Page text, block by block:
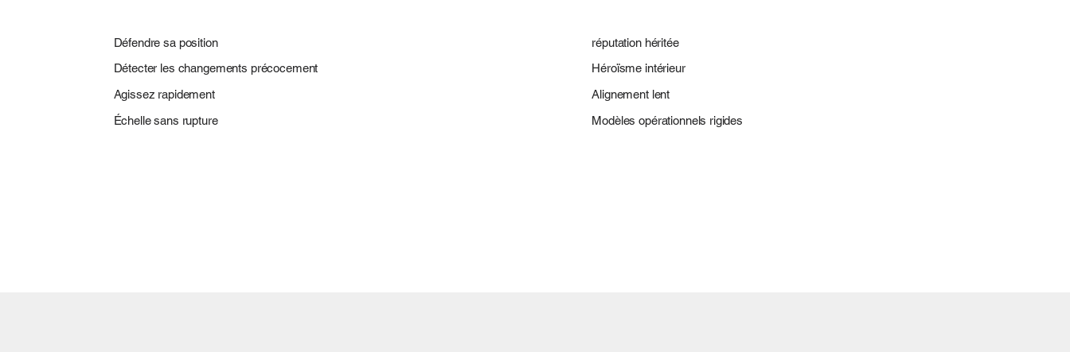
Défendre sa position
Détecter les changements précocement
Agissez rapidement
Échelle sans rupture
réputation héritée
Héroïsme intérieur
Alignement lent
Modèles opérationnels rigides